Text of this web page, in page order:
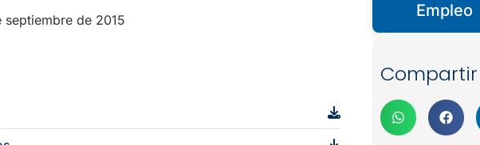
septiembre de 2015
Empleo
Compartir